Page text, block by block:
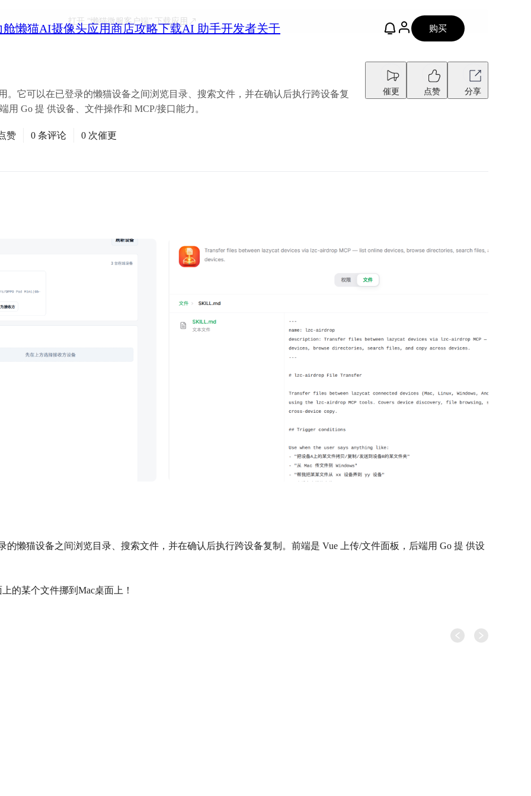
舱懒猫AI摄像头应用商店攻略下载AI 助手开发者关于 购买
打开 “懒猫微服客户端”下载应用
。它可以在已登录的懒猫设备之间浏览目录、搜索文件，并在确认后执行跨设备复
用 Go 提 供设备、文件操作和 MCP/接口能力。
催更 点赞 分享
赞 0 条评论 0 次催更
懒猫设备之间浏览目录、搜索文件，并在确认后执行跨设备复制。前端是 Vue 上传/文件面板，后端用 Go 提 供设
的某个文件挪到Mac桌面上！